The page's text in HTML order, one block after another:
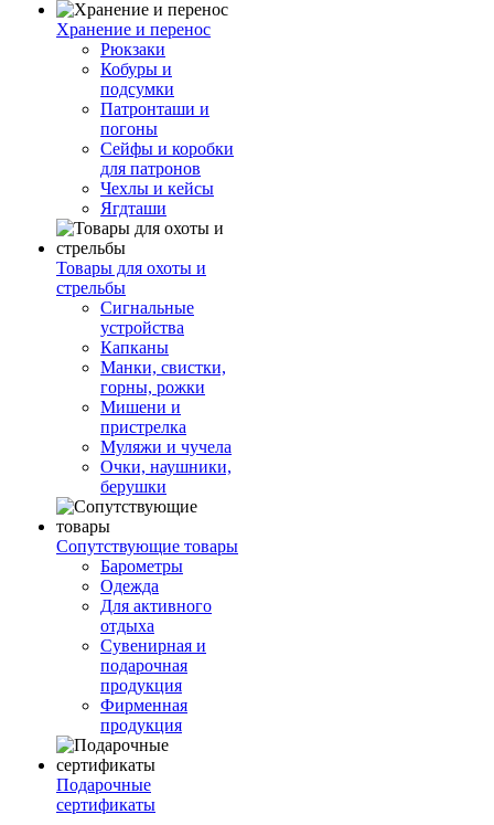
Хранение и перенос
Рюкзаки
Кобуры и
подсумки
Патронташи и
погоны
Сейфы и коробки
для патронов
Чехлы и кейсы
Ягдташи
Товары для охоты и
стрельбы
Сигнальные
устройства
Капканы
Манки, свистки,
горны, рожки
Мишени и
пристрелка
Муляжи и чучела
Очки, наушники,
берушки
Сопутствующие товары
Барометры
Одежда
Для активного
отдыха
Сувенирная и
подарочная
продукция
Фирменная
продукция
Подарочные
сертификаты